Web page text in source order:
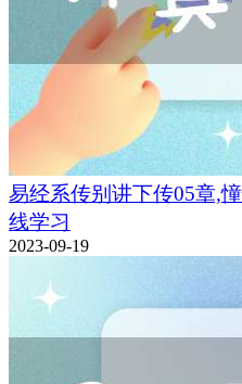
易经系传别讲下传05章,
线学习
2023-09-19